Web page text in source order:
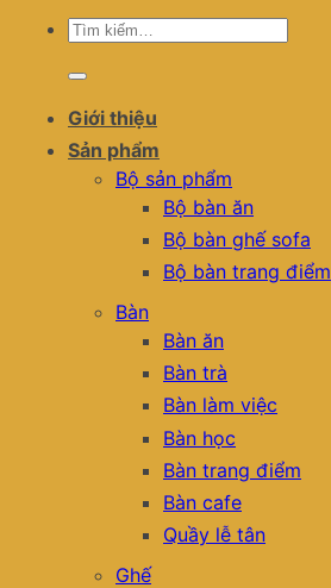
Tìm
Giới thiệu
Sản phẩm
Bộ sản phẩm
Bộ bàn ăn
Bộ bàn ghế sofa
Bộ bàn trang điểm
Bàn
Bàn ăn
Bàn trà
Bàn làm việc
Bàn học
Bàn trang điểm
Bàn cafe
Quầy lễ tân
Ghế